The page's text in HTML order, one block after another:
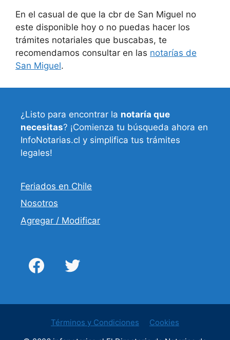
En el casual de que la cbr de San Miguel no
este disponible hoy o no puedas hacer los
trámites notariales que buscabas, te
recomendamos consultar en las notarías de
San Miguel.
¿Listo para encontrar la notaría que
necesitas? ¡Comienza tu búsqueda ahora en
InfoNotarias.cl y simplifica tus trámites
legales!
Feriados en Chile
Nosotros
Agregar / Modificar
Términos y Condiciones
Cookies